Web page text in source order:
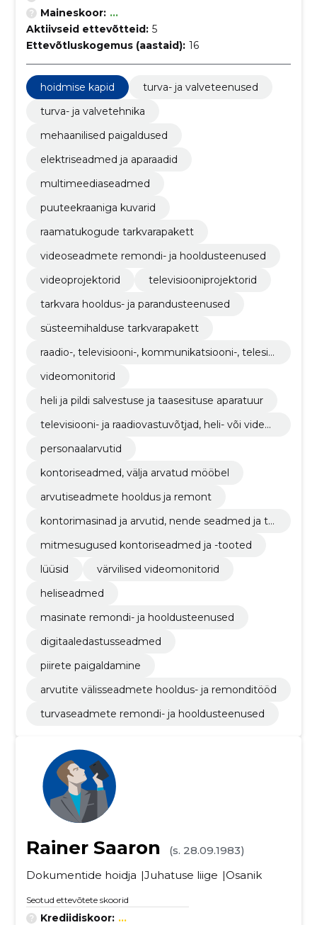
Maineskoor: ...
Aktiivseid ettevõtteid: 5
Ettevõtluskogemus (aastaid): 16
hoidmise kapid
turva- ja valveteenused
turva- ja valvetehnika
mehaanilised paigaldused
elektriseadmed ja aparaadid
multimeediaseadmed
puuteekraaniga kuvarid
raamatukogude tarkvarapakett
videoseadmete remondi- ja hooldusteenused
videoprojektorid
televisiooniprojektorid
tarkvara hooldus- ja parandusteenused
süsteemihalduse tarkvarapakett
raadio-, televisiooni-, kommunikatsiooni-, telesid
videomonitorid
heli ja pildi salvestuse ja taasesituse aparatuur
televisiooni- ja raadiovastuvõtjad, heli- või videos
personaalarvutid
kontoriseadmed, välja arvatud mööbel
arvutiseadmete hooldus ja remont
kontorimasinad ja arvutid, nende seadmed ja ta
mitmesugused kontoriseadmed ja -tooted
lüüsid
värvilised videomonitorid
heliseadmed
masinate remondi- ja hooldusteenused
digitaaledastusseadmed
piirete paigaldamine
arvutite välisseadmete hooldus- ja remonditööd
turvaseadmete remondi- ja hooldusteenused
Rainer Saaron
(s. 28.09.1983)
Dokumentide hoidja
Juhatuse liige Osanik
Seotud ettevõtete skoorid
Krediidiskoor: ...